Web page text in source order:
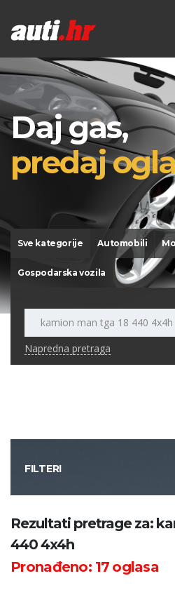
Daj gas,
predaj
Sve kategorije Automobili
Gospodarska vozila
Napredna pretraga
FILTERI
Kategorija
Županija
Rezultati pretrage za:
440 4x4h
Pronađeno: 17oglasa